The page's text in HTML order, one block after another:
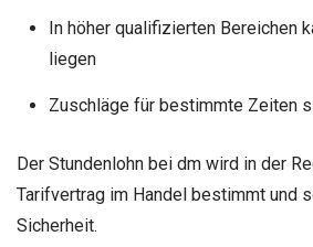
In höher qualifizierten Bereichen
liegen
Zuschläge für bestimmte Zeiten
Der Stundenlohn bei dm wird in der
Tarifvertrag im Handel bestimmt und
Sicherheit.